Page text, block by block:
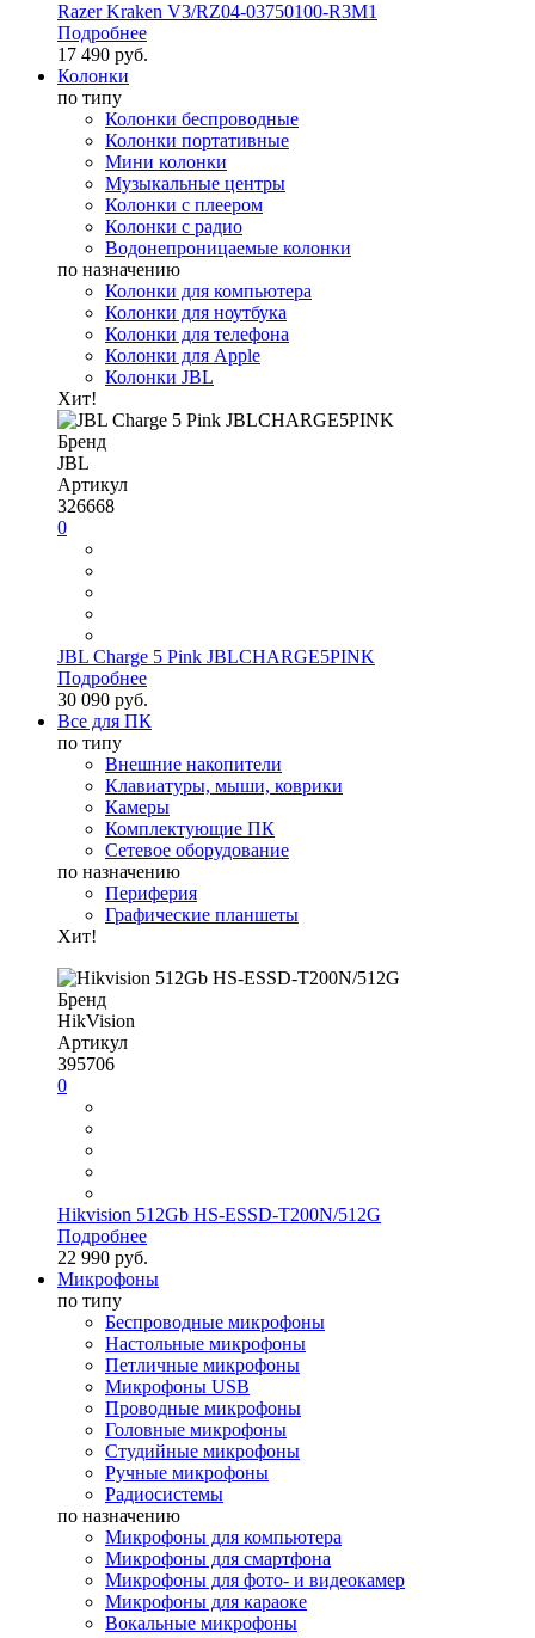
Razer Kraken V3/RZ04-03750100-R3M1
Подробнее
17 490 руб.
Колонки
по типу
Колонки беспроводные
Колонки портативные
Мини колонки
Музыкальные центры
Колонки с плеером
Колонки с радио
Водонепроницаемые колонки
по назначению
Колонки для компьютера
Колонки для ноутбука
Колонки для телефона
Колонки для Apple
Колонки JBL
Хит!
Бренд
JBL
Артикул
326668
0
JBL Charge 5 Pink JBLCHARGE5PINK
Подробнее
30 090 руб.
Все для ПК
по типу
Внешние накопители
Клавиатуры, мыши, коврики
Камеры
Комплектующие ПК
Сетевое оборудование
по назначению
Периферия
Графические планшеты
Хит!
Бренд
HikVision
Артикул
395706
0
Hikvision 512Gb HS-ESSD-T200N/512G
Подробнее
22 990 руб.
Микрофоны
по типу
Беспроводные микрофоны
Настольные микрофоны
Петличные микрофоны
Микрофоны USB
Проводные микрофоны
Головные микрофоны
Студийные микрофоны
Ручные микрофоны
Радиосистемы
по назначению
Микрофоны для компьютера
Микрофоны для смартфона
Микрофоны для фото- и видеокамер
Микрофоны для караоке
Вокальные микрофоны